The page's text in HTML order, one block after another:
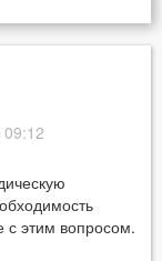
с этим вопросом.